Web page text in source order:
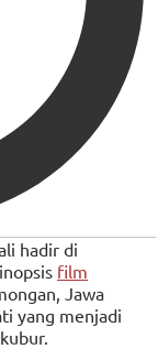
hadir di
film
Jawa
yang menjadi